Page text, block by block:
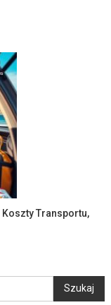
Koszty Transportu,
Szukaj